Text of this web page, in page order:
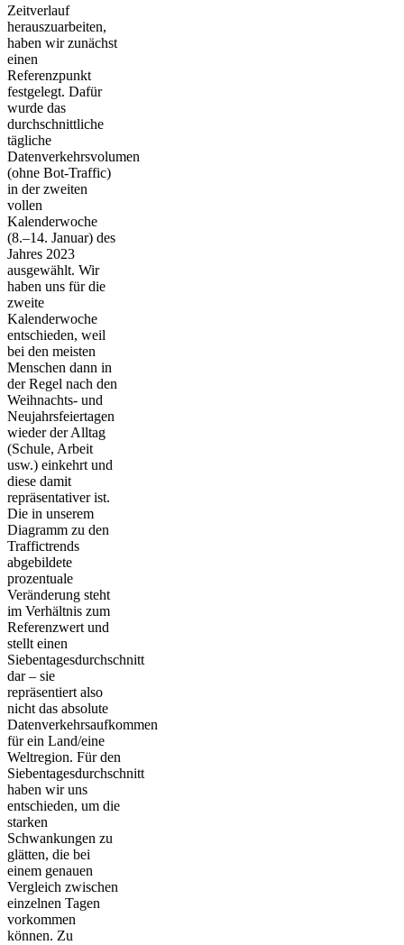
Zeitverlauf
herauszuarbeiten,
haben wir zunächst
einen
Referenzpunkt
festgelegt. Dafür
wurde das
durchschnittliche
tägliche
Datenverkehrsvolumen
(ohne Bot-Traffic)
in der zweiten
vollen
Kalenderwoche
(8.–14. Januar) des
Jahres 2023
ausgewählt. Wir
haben uns für die
zweite
Kalenderwoche
entschieden, weil
bei den meisten
Menschen dann in
der Regel nach den
Weihnachts- und
Neujahrsfeiertagen
wieder der Alltag
(Schule, Arbeit
usw.) einkehrt und
diese damit
repräsentativer ist.
Die in unserem
Diagramm zu den
Traffictrends
abgebildete
prozentuale
Veränderung steht
im Verhältnis zum
Referenzwert und
stellt einen
Siebentagesdurchschnitt
dar – sie
repräsentiert also
nicht das absolute
Datenverkehrsaufkommen
für ein Land/eine
Weltregion. Für den
Siebentagesdurchschnitt
haben wir uns
entschieden, um die
starken
Schwankungen zu
glätten, die bei
einem genauen
Vergleich zwischen
einzelnen Tagen
vorkommen
können. Zu